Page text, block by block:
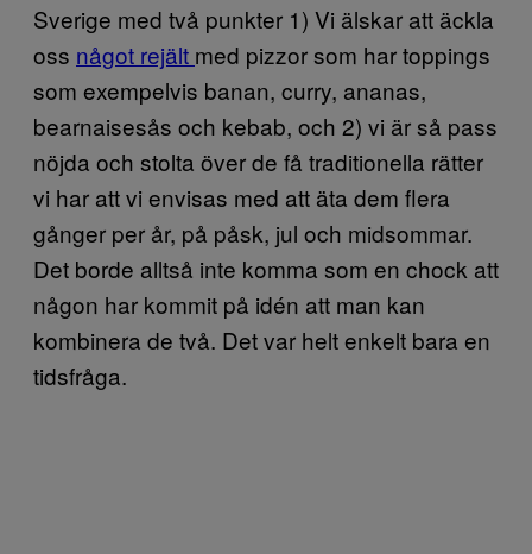
Sverige med två punkter 1) Vi älskar att äckla
oss något rejält med pizzor som har toppings
som exempelvis banan, curry, ananas,
bearnaisesås och kebab, och 2) vi är så pass
nöjda och stolta över de få traditionella rätter
vi har att vi envisas med att äta dem flera
gånger per år, på påsk, jul och midsommar.
Det borde alltså inte komma som en chock att
någon har kommit på idén att man kan
kombinera de två. Det var helt enkelt bara en
tidsfråga.